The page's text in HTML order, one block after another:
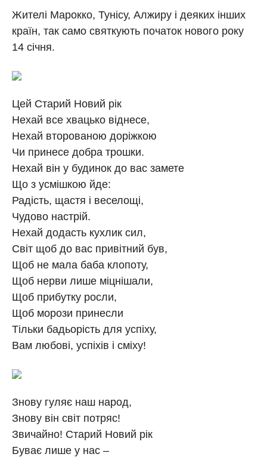
Жителі Марокко, Тунісу, Алжиру і деяких інших
країн, так само святкують початок нового року
14 січня.
Цей Старий Новий рік
Нехай все хвацько віднесе,
Нехай второваною доріжкою
Чи принесе добра трошки.
Нехай він у будинок до вас замете
Що з усмішкою йде:
Радість, щастя і веселощі,
Чудово настрій.
Нехай додасть кухлик сил,
Світ щоб до вас привітний був,
Щоб не мала баба клопоту,
Щоб нерви лише міцнішали,
Щоб прибутку росли,
Щоб морози принесли
Тільки бадьорість для успіху,
Вам любові, успіхів і сміху!
Знову гуляє наш народ,
Знову він світ потряс!
Звичайно! Старий Новий рік
Буває лише у нас –